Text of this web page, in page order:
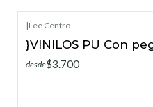
|Lee Centro
}VINILOS PU Con
desde$3.700